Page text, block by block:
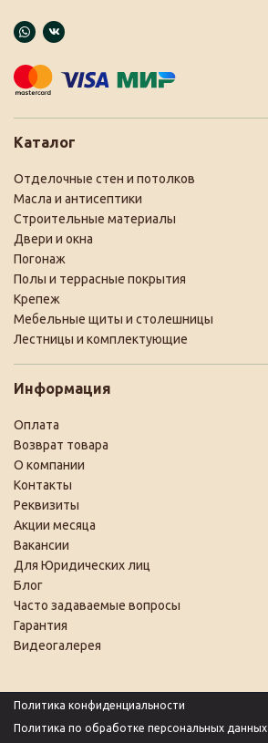
Каталог
Отделочные стен и потолков
Масла и антисептики
Строительные материалы
Двери и окна
Погонаж
Полы и террасные покрытия
Крепеж
Мебельные щиты и столешницы
Лестницы и комплектующие
Информация
Оплата
Возврат товара
О компании
Контакты
Реквизиты
Акции месяца
Вакансии
Для Юридических лиц
Блог
Часто задаваемые вопросы
Гарантия
Видеогалерея
Политика конфиденциальности
Политика по обработке персональных данных